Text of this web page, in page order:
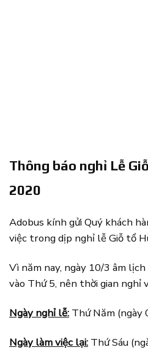
Thông báo nghỉ Lễ
2020
Adobus kính gửi Quý khách
việc trong dịp nghỉ lễ Giỗ tổ
Vì năm nay, ngày 10/3 âm
vào Thứ 5, nên thời gian nghỉ
Ngày nghỉ lễ: Thứ Năm (ngày
Ngày làm việc lại: Thứ Sáu